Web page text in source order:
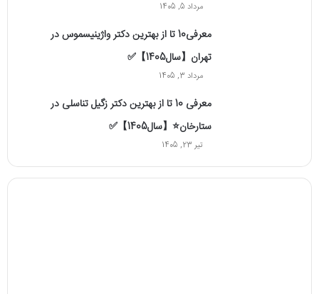
مرداد 5, 1405
معرفی10 تا از بهترین دکتر واژینیسموس در
تهران【سال1405】✅
مرداد 3, 1405
معرفی 10 تا از بهترین دکتر زگیل تناسلی در
ستارخان⭐【سال1405】✅
تیر 23, 1405